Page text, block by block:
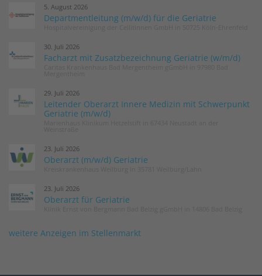
5. August 2026
Departmentleitung (m/w/d) für die Geriatrie
30. Juli 2026
Facharzt mit Zusatzbezeichnung Geriatrie (w/m/d)
29. Juli 2026
Leitender Oberarzt Innere Medizin mit Schwerpunkt
Geriatrie (m/w/d)
23. Juli 2026
Oberarzt (m/w/d) Geriatrie
23. Juli 2026
Oberarzt für Geriatrie
weitere Anzeigen im Stellenmarkt